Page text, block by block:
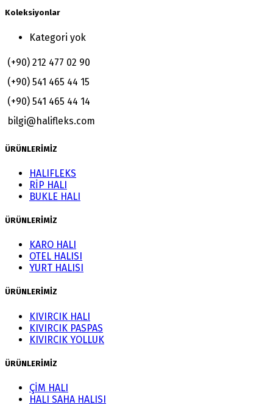
Koleksiyonlar
Kategori yok
(+90) 212 477 02 90
(+90) 541 465 44 15
(+90) 541 465 44 14
bilgi@halifleks.com
ÜRÜNLERİMİZ
HALIFLEKS
RİP HALI
BUKLE HALI
ÜRÜNLERİMİZ
KARO HALI
OTEL HALISI
YURT HALISI
ÜRÜNLERİMİZ
KIVIRCIK HALI
KIVIRCIK PASPAS
KIVIRCIK YOLLUK
ÜRÜNLERİMİZ
ÇİM HALI
HALI SAHA HALISI